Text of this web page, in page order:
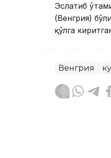
Эслатиб
(Венгрия)
қўлга
Венгрия